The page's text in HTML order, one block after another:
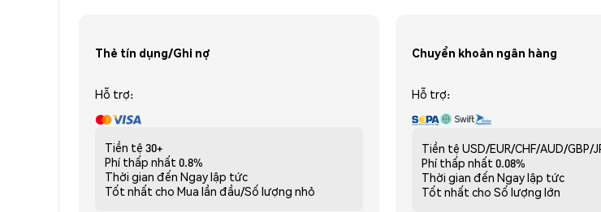
Thẻ tín dụng/Ghi nợ
Hỗ trợ:
Tiền tệ 30+
Phí thấp nhất 0.8%
Thời gian đến Ngay lập tức
Tốt nhất cho Mua lần đầu/Số lượng nhỏ
Chuyển khoản ngân hàng
Hỗ trợ:
Tiền tệ USD/EUR/CHF/AUD/GBP/
Phí thấp nhất 0.08%
Thời gian đến Ngay lập tức
Tốt nhất cho Số lượng lớn